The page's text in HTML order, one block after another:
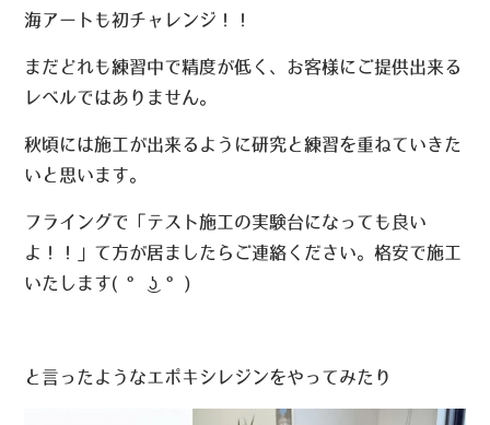
海アートも初チャレンジ！！
まだどれも練習中で精度が低く、お客様にご提供出来る
レベルではありません。
秋頃には施工が出来るように研究と練習を重ねていきた
いと思います。
フライングで「テスト施工の実験台になっても良い
よ！！」て方が居ましたらご連絡ください。格安で施工
いたします( ͡° ͜ʖ ͡°)
と言ったようなエポキシレジンをやってみたり